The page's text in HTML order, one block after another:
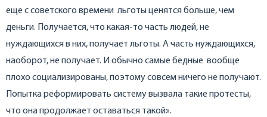
еще с советского времени льготы ценятся больше, чем
деньги. Получается, что какая-то часть людей, не
нуждающихся в них, получает льготы. А часть нуждающихся,
наоборот, не получает. И обычно самые бедные вообще
плохо социализированы, поэтому совсем ничего не получают.
Попытка реформировать систему вызвала такие протесты,
что она продолжает оставаться такой».